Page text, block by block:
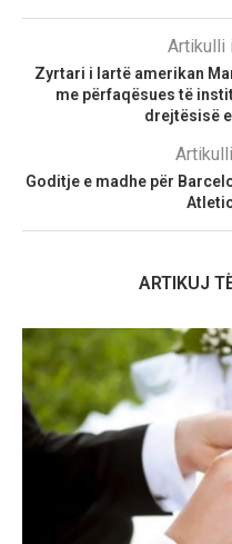
Artikulli
Zyrtari i lartë amerikan
me përfaqësues të
drejtësisë
Goditje e madhe për
ARTIKUJ